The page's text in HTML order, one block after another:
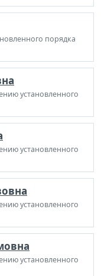
порядка
установленного
установленного
установленного
установленного